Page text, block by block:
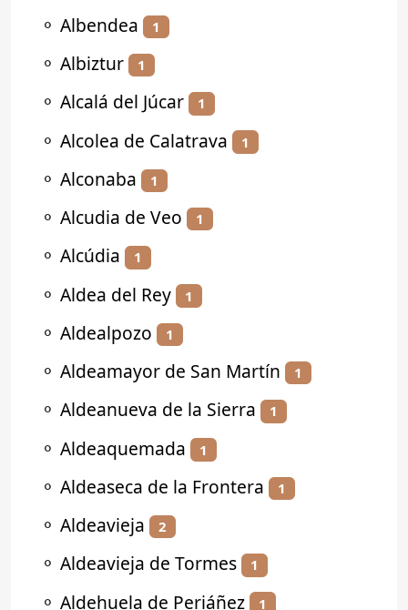
⚬ Albendea 1
⚬ Albiztur 1
⚬ Alcalá del Júcar 1
⚬ Alcolea de Calatrava 1
⚬ Alconaba 1
⚬ Alcudia de Veo 1
⚬ Alcúdia 1
⚬ Aldea del Rey 1
⚬ Aldealpozo 1
⚬ Aldeamayor de San Martín 1
⚬ Aldeanueva de la Sierra 1
⚬ Aldeaquemada 1
⚬ Aldeaseca de la Frontera 1
⚬ Aldeavieja 2
⚬ Aldeavieja de Tormes 1
⚬ Aldehuela de Periáñez 1